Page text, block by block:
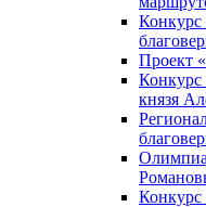
Проект
Конкурс
князя
Конкурс